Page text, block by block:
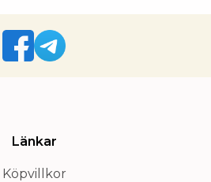
Länkar
Köpvillkor